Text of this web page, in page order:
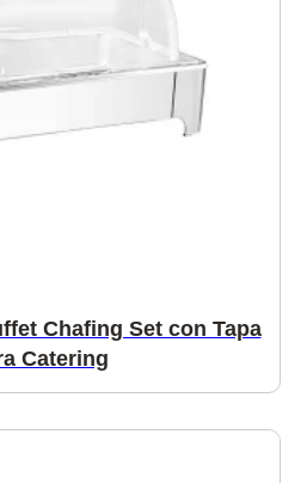
Chafing Set con Tapa
Catering